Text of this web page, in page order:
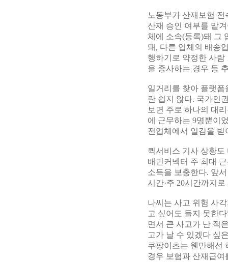
노동부가 산재보험
산재 승인 여부를 맡
체에 소속(등록)돼 그
돼, 다른 업체의 배송
행하기로 약정한 사
을 종사하는 경우 등
일거리를 찾아 플랫
란 쉽지 않다. 국가인
보면 주로 하나의 대
에 근무하는 9명뿐이
전업체에서 일감을
퀵서비스 기사 상황도
배민커넥터 주 최대
소득을 보충한다. 앞
시간·주 20시간까지
나씨는 사고 위험 사
고 싶어도 들지 못한
면서 큰 사고가 난 적
고가 날 수 있겠다 싶
쿠팡이츠는 웬만해선
경우 보험과 산재급